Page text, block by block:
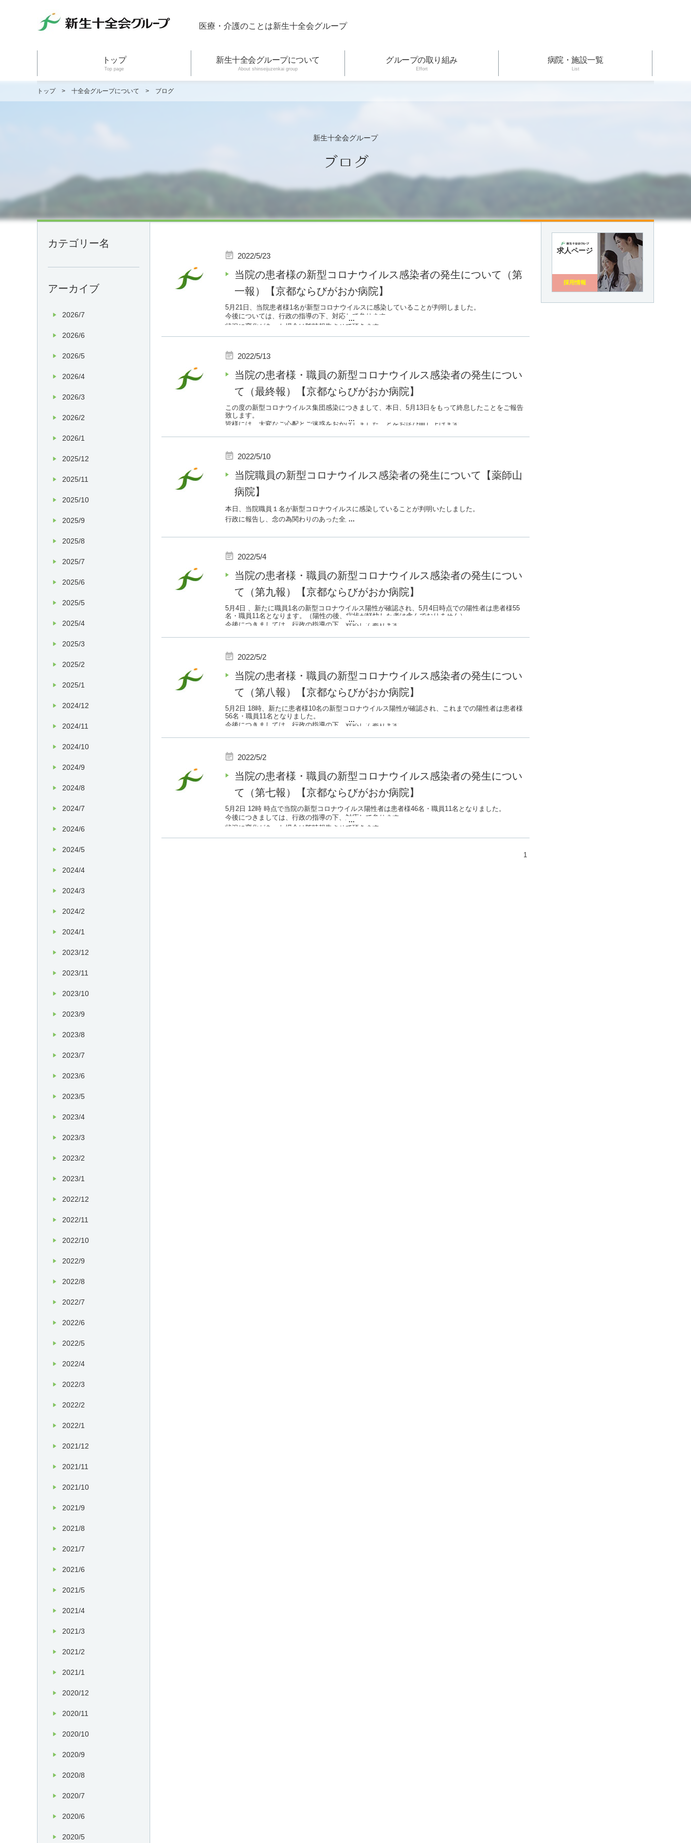
医療・介護のことは新生十全会グループ
トップ
Top page
新生十全会グループについて
About shinseijuzenkai group
グループの取り組み
Effort
病院・施設一覧
List
トップ > 十全会グループについて > ブログ
新生十全会グループ
ブログ
2022/5/23
当院の患者様の新型コロナウイルス感染者の発生について（第
一報）【京都ならびがおか病院】
5月21日、当院患者様1名が新型コロナウイルスに感染していることが判明しました。
今後については、行政の指導の下、対応して参ります。
状況に変化があった場合は随時報告させて頂きます。
...
2022/5/13
当院の患者様・職員の新型コロナウイルス感染者の発生につい
て（最終報）【京都ならびがおか病院】
この度の新型コロナウイルス集団感染につきまして、本日、5月13日をもって終息したことをご報告
致します。
皆様には、大変なご心配とご迷惑をおかけしましたことをお詫び申し上げます。
...
2022/5/10
当院職員の新型コロナウイルス感染者の発生について【薬師山
病院】
本日、当院職員１名が新型コロナウイルスに感染していることが判明いたしました。
行政に報告し、念の為関わりのあった全患者様と職員に抗原検査を実施し、全員が陰性（―）であっ
また行政指導の下、その他の患者様・職員に濃厚接触者がいないことを確認しましたので併せてご報
告いたします。
当院は引き続き感染防止に全力で努めてまいります。よろしくお願い申し上げます。
...
2022/5/4
当院の患者様・職員の新型コロナウイルス感染者の発生につい
て（第九報）【京都ならびがおか病院】
5月4日 、新たに職員1名の新型コロナウイルス陽性が確認され、5月4日時点での陽性者は患者様55
名・職員11名となります。（陽性の後、症状が軽快した者は含んでおりません）
今後につきましては、行政の指導の下、対応して参ります。
...
2022/5/2
当院の患者様・職員の新型コロナウイルス感染者の発生につい
て（第八報）【京都ならびがおか病院】
5月2日 18時、新たに患者様10名の新型コロナウイルス陽性が確認され、これまでの陽性者は患者様
56名・職員11名となりました。
今後につきましては、行政の指導の下、対応して参ります。
...
2022/5/2
当院の患者様・職員の新型コロナウイルス感染者の発生につい
て（第七報）【京都ならびがおか病院】
5月2日 12時 時点で当院の新型コロナウイルス陽性者は患者様46名・職員11名となりました。
今後につきましては、行政の指導の下、対応して参ります。
状況に変化があった場合は随時報告させて頂きます。
...
1
カテゴリー名
アーカイブ
2026/7
2026/6
2026/5
2026/4
2026/3
2026/2
2026/1
2025/12
2025/11
2025/10
2025/9
2025/8
2025/7
2025/6
2025/5
2025/4
2025/3
2025/2
2025/1
2024/12
2024/11
2024/10
2024/9
2024/8
2024/7
2024/6
2024/5
2024/4
2024/3
2024/2
2024/1
2023/12
2023/11
2023/10
2023/9
2023/8
2023/7
2023/6
2023/5
2023/4
2023/3
2023/2
2023/1
2022/12
2022/11
2022/10
2022/9
2022/8
2022/7
2022/6
2022/5
2022/4
2022/3
2022/2
2022/1
2021/12
2021/11
2021/10
2021/9
2021/8
2021/7
2021/6
2021/5
2021/4
2021/3
2021/2
2021/1
2020/12
2020/11
2020/10
2020/9
2020/8
2020/7
2020/6
2020/5
求人ページ
採用情報